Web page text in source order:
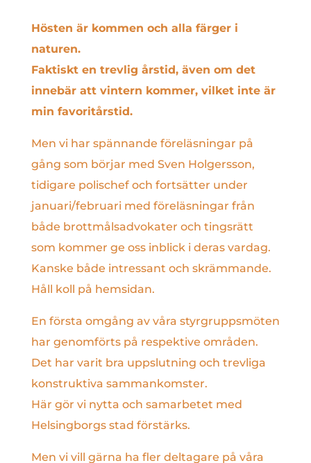
Hösten är kommen och alla färger i
naturen.
Faktiskt en trevlig årstid, även om det
innebär att vintern kommer, vilket inte är
min favoritårstid.
Men vi har spännande föreläsningar på
gång som börjar med Sven Holgersson,
tidigare polischef och fortsätter under
januari/februari med föreläsningar från
både brottmålsadvokater och tingsrätt
som kommer ge oss inblick i deras vardag.
Kanske både intressant och skrämmande.
Håll koll på hemsidan.
En första omgång av våra styrgruppsmöten
har genomförts på respektive områden.
Det har varit bra uppslutning och trevliga
konstruktiva sammankomster.
Här gör vi nytta och samarbetet med
Helsingborgs stad förstärks.
Men vi vill gärna ha fler deltagare på våra